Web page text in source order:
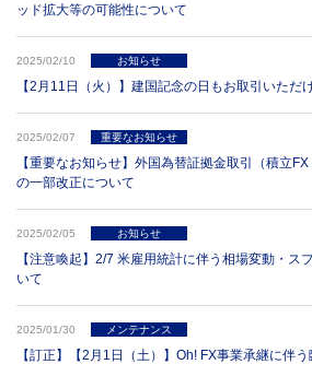
ッド拡大等の可能性について
2025/02/10 お知らせ
【2月11日（火）】建国記念の日もお取引いただ
2025/02/07 重要なお知らせ
【重要なお知らせ】外国為替証拠金取引（積立
の一部改正について
2025/02/05 お知らせ
【注意喚起】2/7 米雇用統計に伴う相場変動・ス
いて
2025/01/30 メンテナンス
【訂正】【2月1日（土）】Oh! FX事業承継に伴